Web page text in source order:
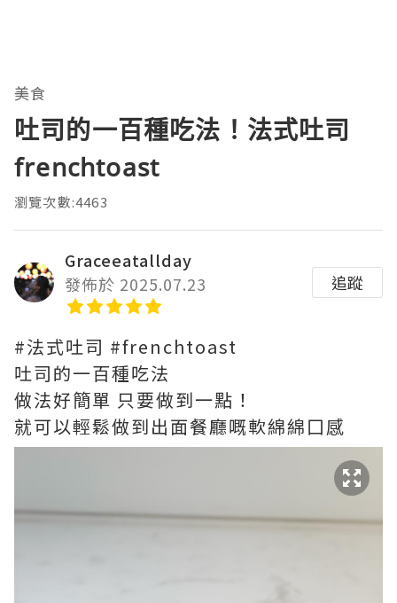
美食
吐司的一百種吃法！法式吐司
frenchtoast
瀏覽次數:4463
Graceeatallday
發佈於 2025.07.23
追蹤
#法式吐司 #frenchtoast
吐司的一百種吃法
做法好簡單 只要做到一點！
就可以輕鬆做到出面餐廳嘅軟綿綿囗感